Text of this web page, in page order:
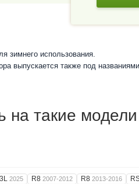
зимнего использования.
выпускается также под названиями
на такие модели
2025 R8 2007-2012 R8 2013-2016